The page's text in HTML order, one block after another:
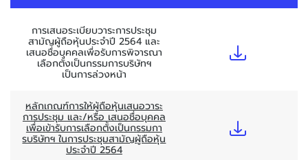
การเสนอระเบียบวาระการประชุม
สามัญผู้ถือหุ้นประจำปี 2564 และ
เสนอชื่อบุคคลเพื่อรับการพิจารณา
เลือกตั้งเป็นกรรมการบริษัทฯ
เป็นการล่วงหน้า
หลักเกณฑ์การให้ผู้ถือหุ้นเสนอวาระ
การประชุม และ/หรือ เสนอชื่อบุคคล
เพื่อเข้ารับการเลือกตั้งเป็นกรรมกา
รบริษัทฯ ในการประชุมสามัญผู้ถือหุ้น
ประจำปี 2564